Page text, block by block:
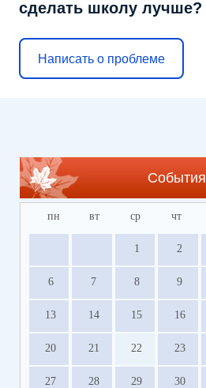
сделать школу лучше?
Написать о проблеме
События
пн вт ср чт
1 2
6 7 8 9
13 14 15 16
20 21 22 23
27 28 29 30